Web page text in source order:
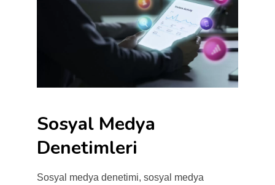
Sosyal Medya
Denetimleri
Sosyal medya denetimi, sosyal medya